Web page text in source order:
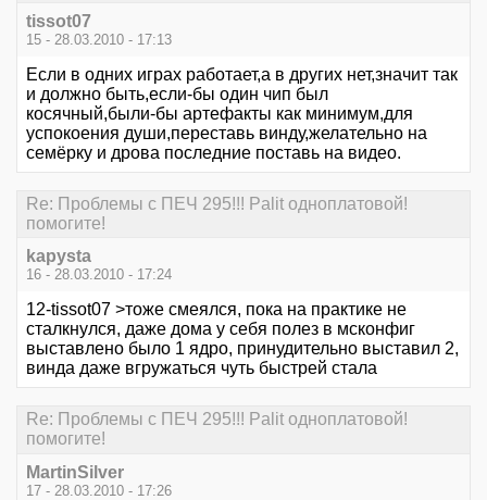
tissot07
15 - 28.03.2010 - 17:13
Если в одних играх работает,а в других нет,значит так
и должно быть,если-бы один чип был
косячный,были-бы артефакты как минимум,для
успокоения души,переставь винду,желательно на
семёрку и дрова последние поставь на видео.
Re: Проблемы с ПЕЧ 295!!! Palit одноплатовой!
помогите!
kapysta
16 - 28.03.2010 - 17:24
12-tissot07 >тоже смеялся, пока на практике не
сталкнулся, даже дома у себя полез в мсконфиг
выставлено было 1 ядро, принудительно выставил 2,
винда даже вгружаться чуть быстрей стала
Re: Проблемы с ПЕЧ 295!!! Palit одноплатовой!
помогите!
MartinSilver
17 - 28.03.2010 - 17:26